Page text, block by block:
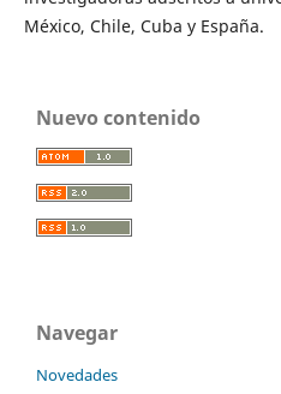
México, Chile, Cuba y España.
Nuevo contenido
Navegar
Novedades